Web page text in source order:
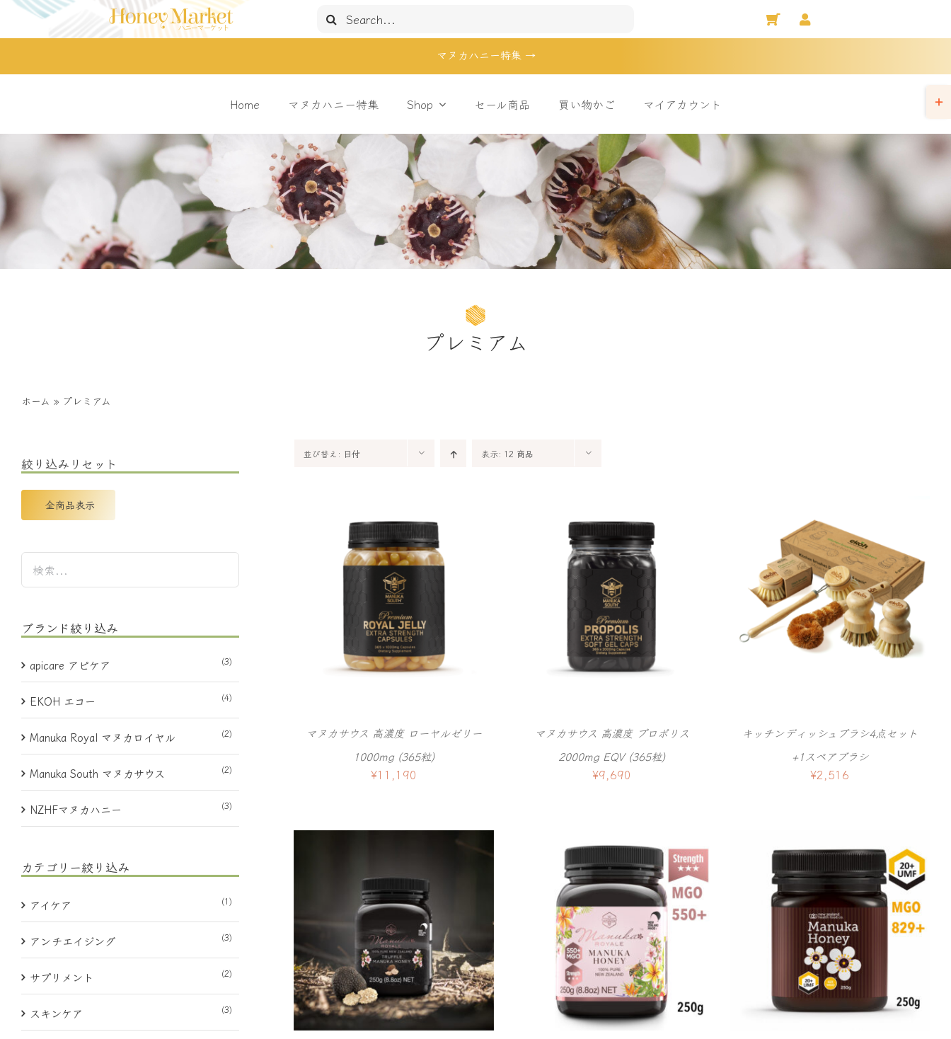
Skip
Honey Market
ハニーマーケット
検
索
マヌカハニー特集 →
Home マヌカハニー特集 Shop セール商品 買い物かご マイアカウント
プレミアム
ホーム » プレミアム
並び替え: 日付 表示: 12 商品
マヌカサウス 高濃度 ローヤルゼリー
1000mg (365粒)
¥11,190
マヌカサウス 高濃度 プロポリス
2000mg EQV (365粒)
¥9,690
キッチンディッシュブラシ4点セット
+1スペアブラシ
¥2,516
絞り込みリセット
全商品表示
ブランド絞り込み
apicare アピケア (3)
EKOH エコー (4)
Manuka Royal マヌカロイヤル (2)
Manuka South マヌカサウス (2)
NZHFマヌカハニー (3)
カテゴリー絞り込み
アイケア (1)
アンチエイジング (3)
サプリメント (2)
スキンケア (3)
Bar
Area